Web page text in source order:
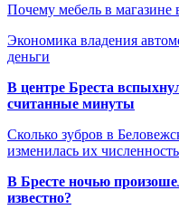
Почему мебель в магазине
Экономика владения
деньги
В центре Бреста
считанные минуты
Сколько зубров в
изменилась их
В Бресте ночью
известно?